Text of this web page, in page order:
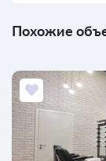
Похожие